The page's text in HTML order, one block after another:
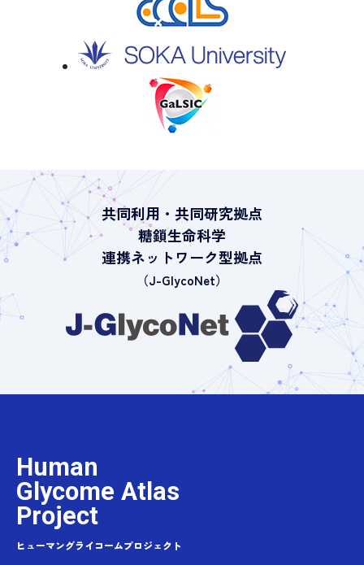
共同利用・共同研究拠点
糖鎖生命科学
連携ネットワーク型拠点
（J-GlycoNet）
Human
Glycome Atlas
Project
ヒューマングライコームプロジェクト